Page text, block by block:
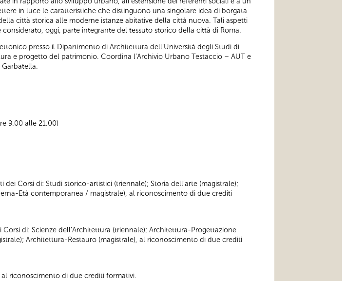
in luce le caratteristiche che distinguono una singolare idea di borgata
città storica alle moderne istanze abitative della città nuova. Tali aspetti
oggi, parte integrante del tessuto storico della città di Roma.
presso il Dipartimento di Architettura dell’Università degli Studi di
e progetto del patrimonio. Coordina l’Archivio Urbano Testaccio – AUT e
Garbatella.
9.00 alle 21.00)
Corsi di: Studi storico-artistici (triennale); Storia dell’arte (magistrale);
Età contemporanea / magistrale), al riconoscimento di due crediti
di: Scienze dell’Architettura (triennale); Architettura-Progettazione
Architettura-Restauro (magistrale), al riconoscimento di due crediti
riconoscimento di due crediti formativi.